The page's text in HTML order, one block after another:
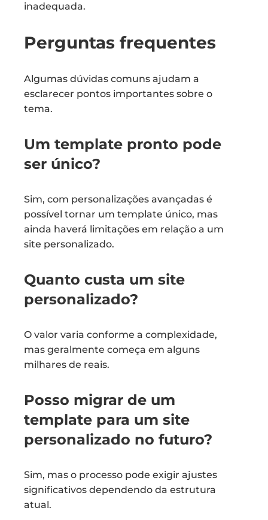
inadequada.
Perguntas frequentes
Algumas dúvidas comuns ajudam a
esclarecer pontos importantes sobre o
tema.
Um template pronto pode
ser único?
Sim, com personalizações avançadas é
possível tornar um template único, mas
ainda haverá limitações em relação a um
site personalizado.
Quanto custa um site
personalizado?
O valor varia conforme a complexidade,
mas geralmente começa em alguns
milhares de reais.
Posso migrar de um
template para um site
personalizado no futuro?
Sim, mas o processo pode exigir ajustes
significativos dependendo da estrutura
atual.